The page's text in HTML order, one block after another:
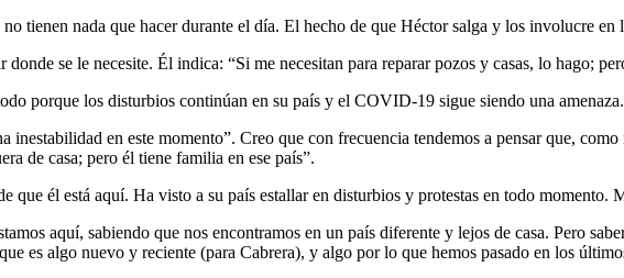
tienen nada que hacer durante el día. El hecho de que Héctor salga y los involucre en
se le necesite. Él indica: “Si me necesitan para reparar pozos y casas, lo hago;
porque los disturbios continúan en su país y el COVID-19 sigue siendo una amenaza.
inestabilidad en este momento”. Creo que con frecuencia tendemos a pensar que,
de casa; pero él tiene familia en ese país”.
que él está aquí. Ha visto a su país estallar en disturbios y protestas en todo momento.
aquí, sabiendo que nos encontramos en un país diferente y lejos de casa. Pero
es algo nuevo y reciente (para Cabrera), y algo por lo que hemos pasado en los